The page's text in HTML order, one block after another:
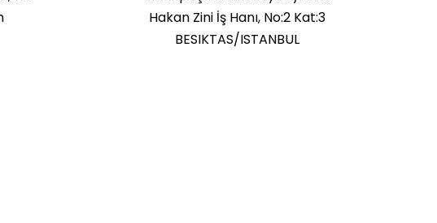
Hakan Zini İş Hanı, No:2 Kat:3
BESIKTAS/ISTANBUL